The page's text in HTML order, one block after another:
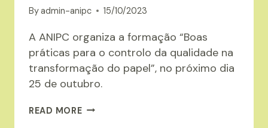
Byadmin-anipc 15/10/2023
A ANIPC organiza a formação “Boas
práticas para o controlo da qualidade na
transformação do papel”, no próximo dia
25 de outubro.
READ MOREANIPC